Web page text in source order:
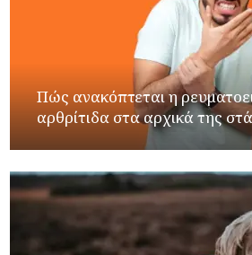
Πώς ανακόπτεται η
αρθρίτιδα στα αρχικά της